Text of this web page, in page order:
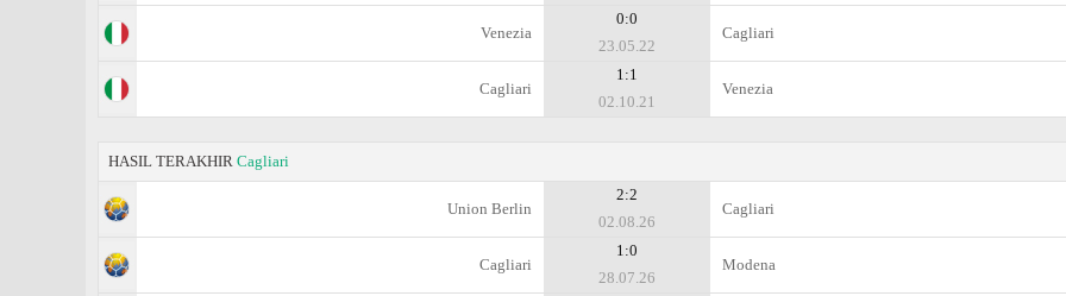
Venezia
0:0
23.05.22
Cagliari
Cagliari
1:1
02.10.21
Venezia
HASIL TERAKHIR Cagliari
Union Berlin
2:2
02.08.26
Cagliari
Cagliari
1:0
28.07.26
Modena